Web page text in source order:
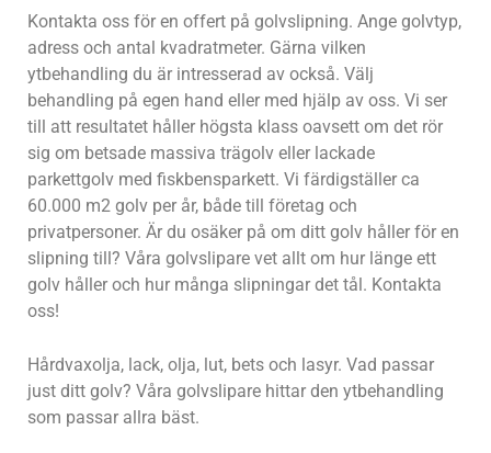
Kontakta oss för en offert på golvslipning. Ange golvtyp,
adress och antal kvadratmeter. Gärna vilken
ytbehandling du är intresserad av också. Välj
behandling på egen hand eller med hjälp av oss. Vi ser
till att resultatet håller högsta klass oavsett om det rör
sig om betsade massiva trägolv eller lackade
parkettgolv med fiskbensparkett. Vi färdigställer ca
60.000 m2 golv per år, både till företag och
privatpersoner. Är du osäker på om ditt golv håller för en
slipning till? Våra golvslipare vet allt om hur länge ett
golv håller och hur många slipningar det tål. Kontakta
oss!
Hårdvaxolja, lack, olja, lut, bets och lasyr. Vad passar
just ditt golv? Våra golvslipare hittar den ytbehandling
som passar allra bäst.